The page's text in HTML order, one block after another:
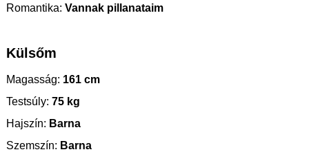
Romantika: Vannak pillanataim
Külsőm
Magasság: 161 cm
Testsúly: 75 kg
Hajszín: Barna
Szemszín: Barna